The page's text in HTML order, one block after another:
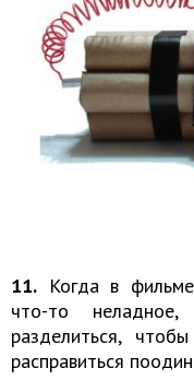
11. Когда в
что-то
разделиться,
расправиться